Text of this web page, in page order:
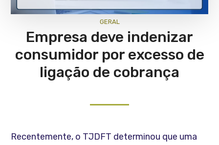
GERAL
Empresa deve indenizar
consumidor por excesso de
ligação de cobrança
Recentemente, o TJDFT determinou que uma